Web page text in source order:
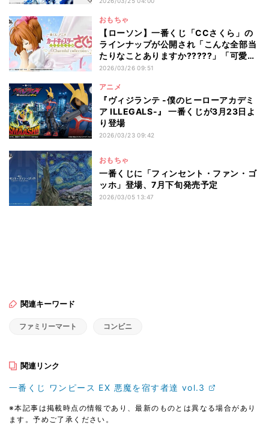
おもちゃ
【ローソン】一番くじ「CCさくら」の
ラインナップが公開され「こんな全部当
たりなことありますか?????」「可愛い
を超越している」とXで話題
2026/03/26 09:51
アニメ
『ヴィジランテ -僕のヒーローアカデミ
ア ILLEGALS-』 一番くじが3月23日よ
り登場
2026/03/23 09:42
おもちゃ
一番くじに「フィンセント・ファン・ゴ
ッホ」登場、7月下旬発売予定
2026/03/05 13:47
関連キーワード
ファミリーマート コンビニ
関連リンク
一番くじ ワンピース EX 悪魔を宿す者達 vol.3
※本記事は掲載時点の情報であり、最新のものとは異なる場合があり
ます。予めご了承ください。